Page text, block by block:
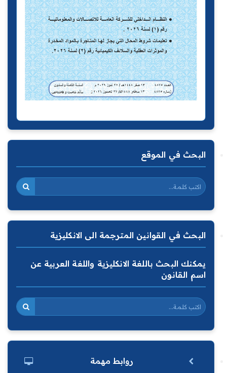
البحث في الموقع
البحث في القوانين المترجمة الى الانكليزية
يمكنك البحث باللغة الانكليزية واللغة العربية عن
اسم القانون
روابط مهمة